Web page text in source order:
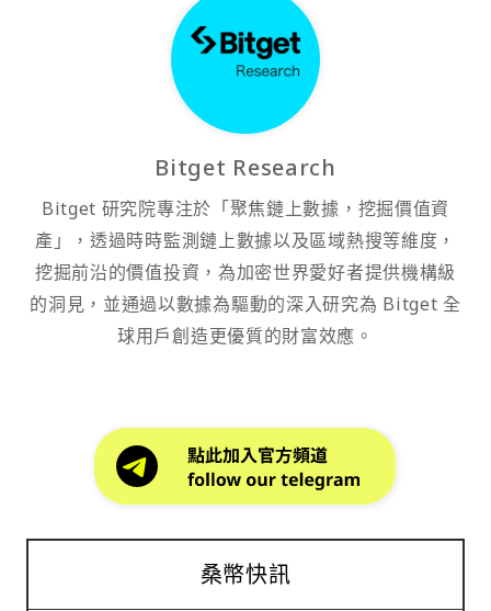
Bitget Research
Bitget 研究院專注於「聚焦鏈上數據，挖掘價值資
產」，透過時時監測鏈上數據以及區域熱搜等維度，
挖掘前沿的價值投資，為加密世界愛好者提供機構級
的洞見，並通過以數據為驅動的深入研究為 Bitget 全
球用戶創造更優質的財富效應。
桑幣快訊